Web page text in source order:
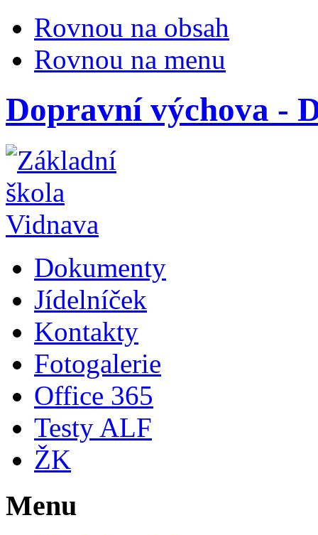
Rovnou na obsah
Rovnou na menu
Dopravní výchova -
Dokumenty
Jídelníček
Kontakty
Fotogalerie
Office 365
Testy ALF
ŽK
Menu